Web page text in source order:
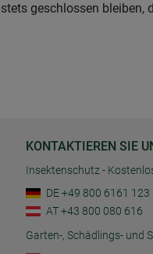
geschlossen bleiben,
KONTAKTIEREN SIE
Insektenschutz -
DE +49 800 6161 123
AT +43 800 080 616
Garten-, Schädlings- und